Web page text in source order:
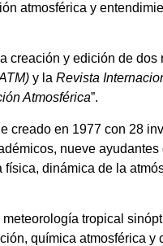
atmosférica y
creación y edición de dos
y la Revista
Atmosférica”.
creado en 1977 con 28
nueve
física, dinámica de la
meteorología tropical
química atmosférica y